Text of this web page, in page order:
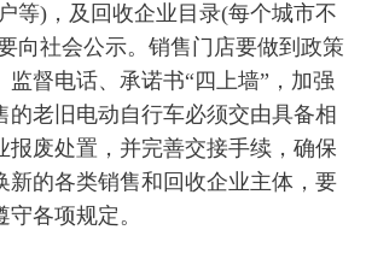
等)，及回收企业目录(每个城市不
向社会公示。销售门店要做到政策
监督电话、承诺书“四上墙”，加强
的老旧电动自行车必须交由具备相
报废处置，并完善交接手续，确保
新的各类销售和回收企业主体，要
各项规定。